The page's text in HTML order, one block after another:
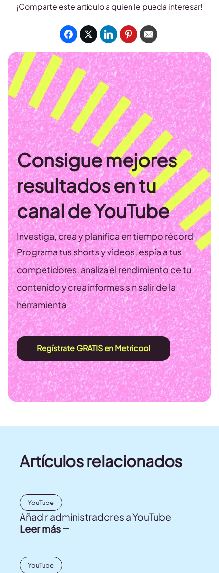
¡Comparte este artículo a quien le pueda interesar!
Consigue mejores
resultados en tu
canal de YouTube
Investiga, crea y planifica en tiempo récord
Programa tus shorts y vídeos, espía a tus
competidores, analiza el rendimiento de tu
contenido y crea informes sin salir de la
herramienta
Regístrate GRATIS en Metricool
Artículos relacionados
YouTube
Añadir administradores a YouTube
Leer más
YouTube